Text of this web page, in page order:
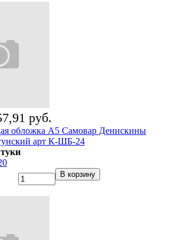
руб.
обложка А5 Самовар Денискины
арт К-ШБ-24
В корзину